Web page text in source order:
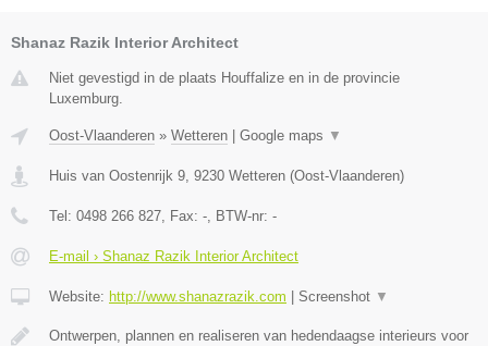
Shanaz Razik Interior Architect
Niet gevestigd in de plaats Houffalize en in de provincie
Luxemburg.
Oost-Vlaanderen » Wetteren Google maps ▼
Huis van Oostenrijk 9, 9230 Wetteren (Oost-Vlaanderen)
Tel: 0498 266 827, Fax: -, BTW-nr: -
E-mail › Shanaz Razik Interior Architect
Website: http://www.shanazrazik.com Screenshot ▼
Ontwerpen, plannen en realiseren van hedendaagse interieurs voor